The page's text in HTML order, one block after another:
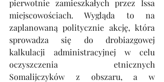
pierwotnie zamieszkałych przez Issa
miejscowościach. Wygląda to na
zaplanowaną politycznie akcję, która
sprowadza się do drobiazgowej
kalkulacji administracyjnej w celu
oczyszczenia etnicznych
Somalijczyków z obszaru, a w